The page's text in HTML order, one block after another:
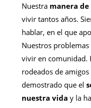
Nuestra manera
vivir tantos años.
hablar, en el que
Nuestros
vivir en comunidad.
rodeados de
demostrado que el
nuestra vida y la